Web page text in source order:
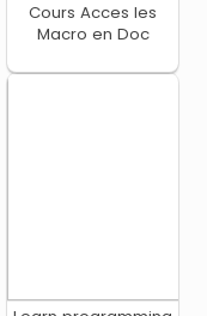
Cours Acces les
Macro en Doc